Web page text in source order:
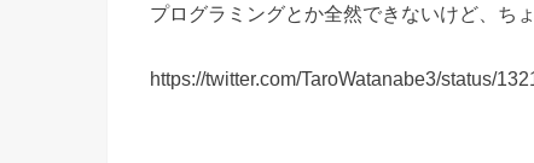
プログラミングとか全然できないけど、ち
https://twitter.com/TaroWatanabe3/status/